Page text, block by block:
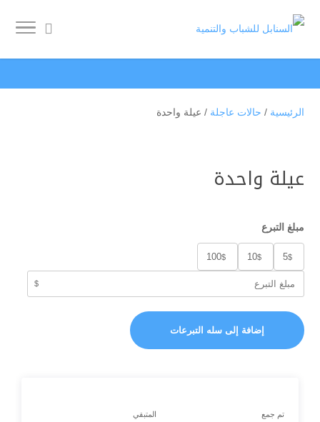
الرئيسية / حالات عاجلة / عيلة واحدة
عيلة واحدة
مبلغ التبرع
5$
10$
100$
$
إضافة إلى سله التبرعات
تم جمع المتبقي